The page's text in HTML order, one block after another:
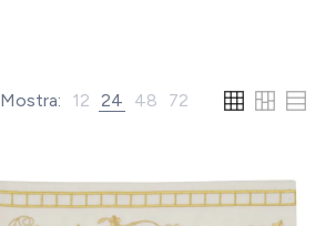
Mostra: 12 24 48 72